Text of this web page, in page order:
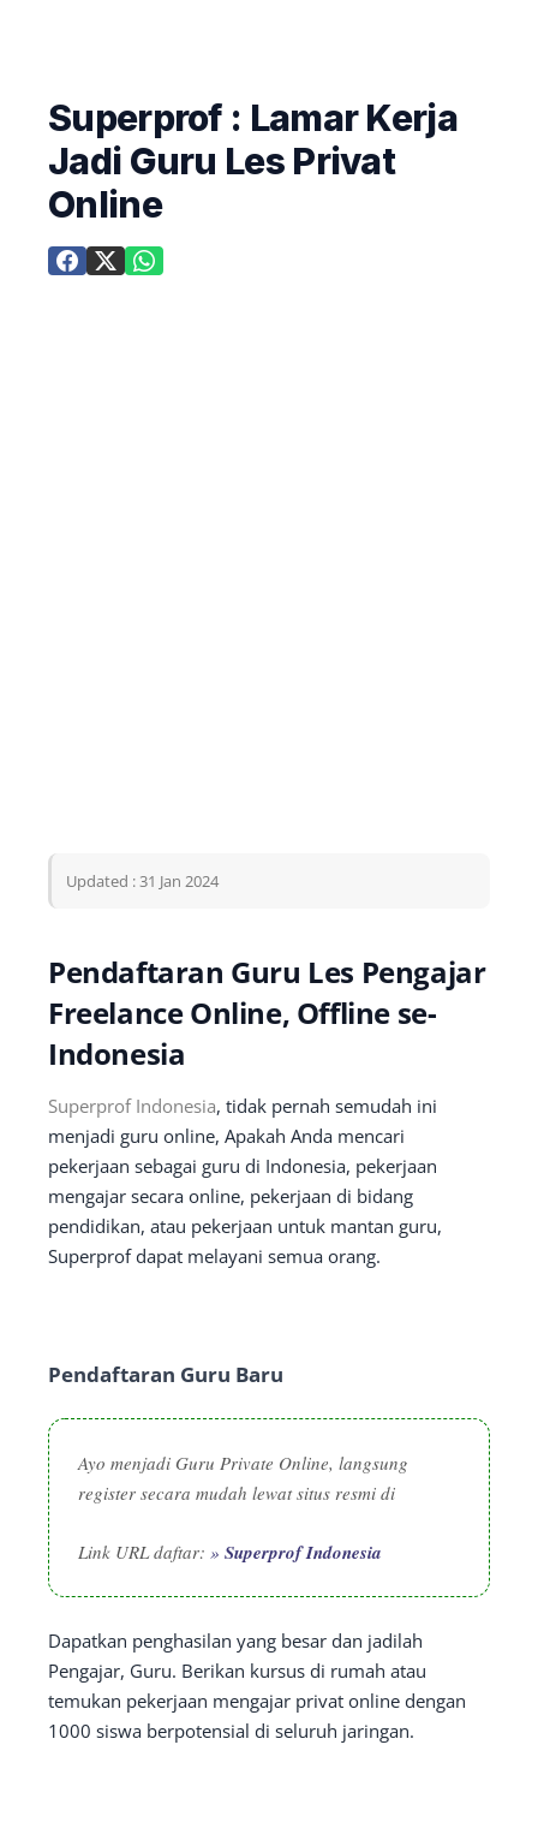
Superprof : Lamar Kerja
Jadi Guru Les Privat
Online
Updated : 31 Jan 2024
Pendaftaran Guru Les Pengajar
Freelance Online, Offline se-
Indonesia
Superprof Indonesia, tidak pernah semudah ini
menjadi guru online, Apakah Anda mencari
pekerjaan sebagai guru di Indonesia, pekerjaan
mengajar secara online, pekerjaan di bidang
pendidikan, atau pekerjaan untuk mantan guru,
Superprof dapat melayani semua orang.
Pendaftaran Guru Baru
Ayo menjadi Guru Private Online, langsung
register secara mudah lewat situs resmi di
Link URL daftar: » Superprof Indonesia
Dapatkan penghasilan yang besar dan jadilah
Pengajar, Guru. Berikan kursus di rumah atau
temukan pekerjaan mengajar privat online dengan
1000 siswa berpotensial di seluruh jaringan.